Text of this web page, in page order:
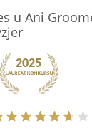
u Ani